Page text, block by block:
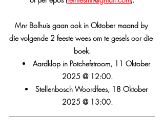
Mnr Bolhuis gaan ook in Oktober maand by
die volgende 2 feeste wees om te gesels oor die
boek.
Aardklop in Potchefstroom, 11 Oktober
2025 @ 12:00.
Stellenbosch Woordfees, 18 Oktober
2025 @ 13:00.